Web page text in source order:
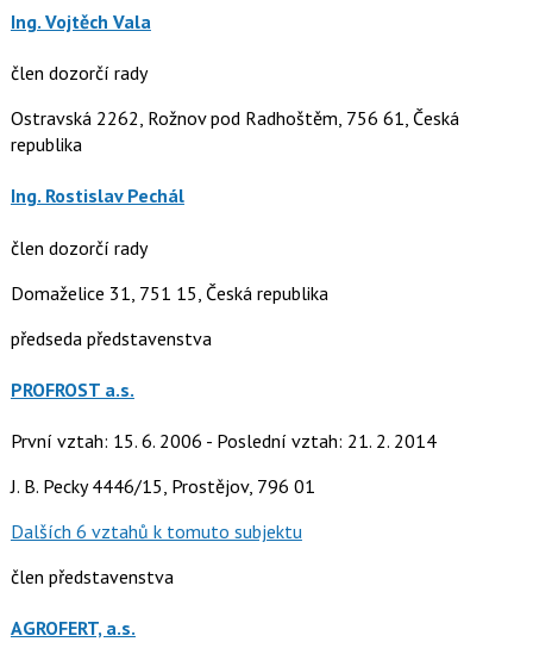
Ing. Vojtěch Vala
člen dozorčí rady
Ostravská 2262, Rožnov pod Radhoštěm, 756 61, Česká
republika
Ing. Rostislav Pechál
člen dozorčí rady
Domaželice 31, 751 15, Česká republika
předseda představenstva
PROFROST a.s.
První vztah: 15. 6. 2006 - Poslední vztah: 21. 2. 2014
J. B. Pecky 4446/15, Prostějov, 796 01
Dalších 6 vztahů k tomuto subjektu
člen představenstva
AGROFERT, a.s.